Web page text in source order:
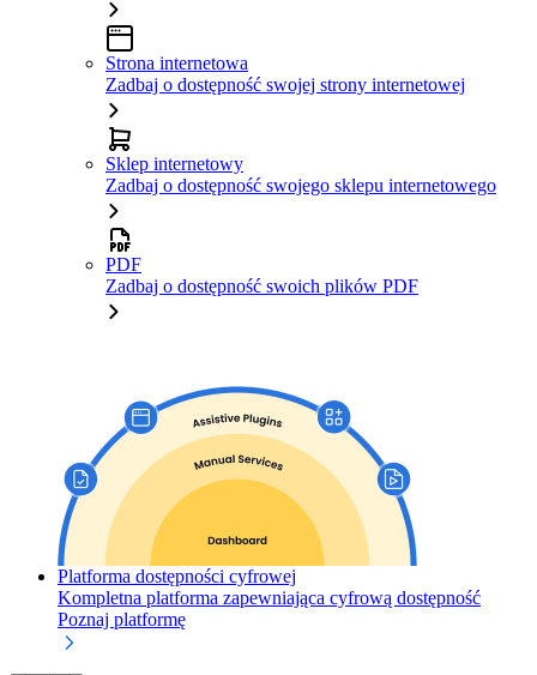
Strona internetowa
Zadbaj o dostępność swojej strony internetowej
Sklep internetowy
Zadbaj o dostępność swojego sklepu internetowego
PDF
Zadbaj o dostępność swoich plików PDF
Platforma dostępności cyfrowej
Kompletna platforma zapewniająca cyfrową dostępność
Poznaj platformę